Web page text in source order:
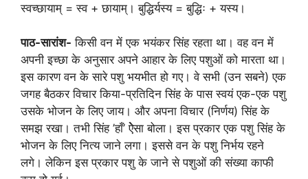
स्वच्छायाम् = स्व + छायाम्। बुद्धिर्यस्य = बुद्धिः + यस्य।
पाठ-सारांश- किसी वन में एक भयंकर सिंह रहता था। वह वन में
अपनी इच्छा के अनुसार अपने आहार के लिए पशुओं को मारता था।
इस कारण वन के सारे पशु भयभीत हो गए। वे सभी (उन सबने) एक
जगह बैठकर विचार किया-प्रतिदिन सिंह के पास स्वयं एक-एक पशु
उसके भोजन के लिए जाय। और अपना विचार (निर्णय) सिंह के
समझ रखा। तभी सिंह ’हाँ’ ऐेसा बोला। इस प्रकार एक पशु सिंह के
भोजन के लिए नित्य जाने लगा। इससे वन के पशु निर्भय रहने
लगे। लेकिन इस प्रकार पशु के जाने से पशुओं की संख्या काफी